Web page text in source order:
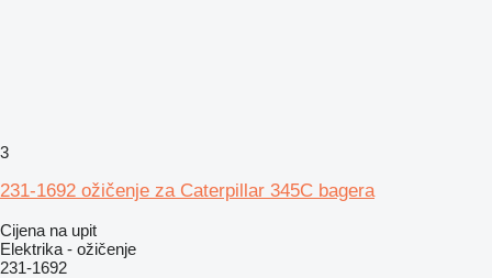
3
231-1692 ožičenje za Caterpillar 345C bagera
Cijena na upit
Elektrika - ožičenje
231-1692